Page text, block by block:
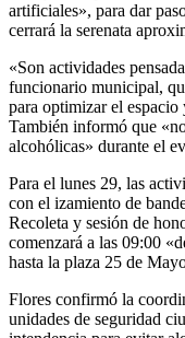
artificiales», para dar
cerrará la serenata
«Son actividades
funcionario municipal,
para optimizar el
También informó que
alcohólicas» durante el
Para el lunes 29, las
con el izamiento de
Recoleta y sesión de
comenzará a las 09:00
hasta la plaza 25 de
Flores confirmó la
unidades de seguridad